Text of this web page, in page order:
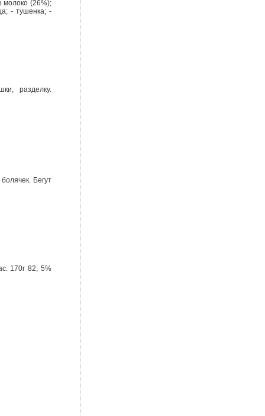
молоко (26%);
- тушенка; -
разделку.
Бегут
170г 82, 5%